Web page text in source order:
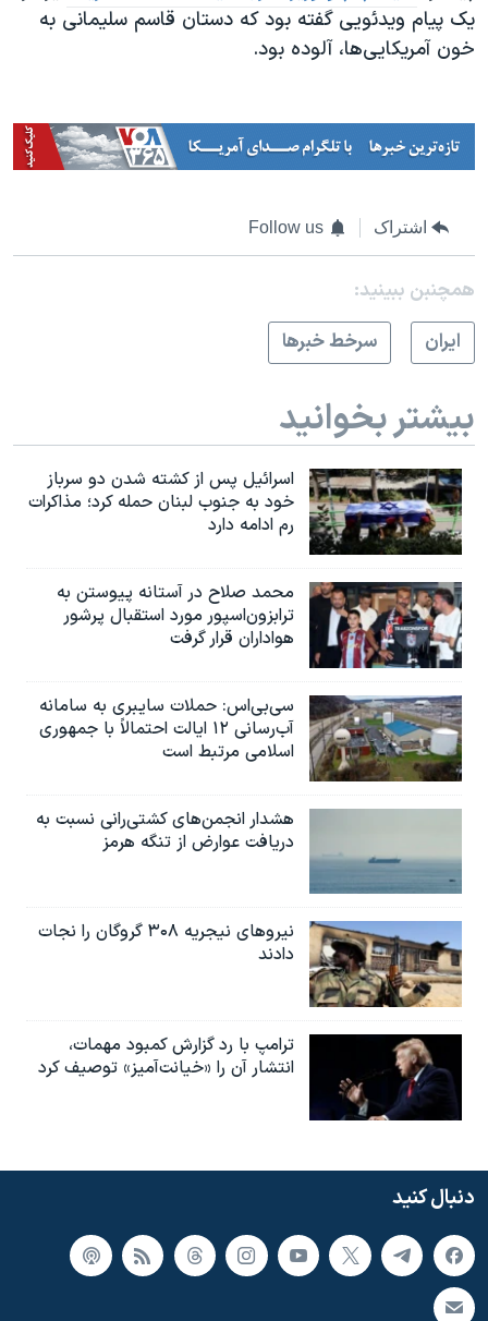
یک پیام ویدئویی گفته بود که دستان قاسم سلیمانی به
خون آمریکایی‌ها، آلوده بود.
اشتراک Follow us
همچنبن ببینید:
ايران
سرخط خبرها
بیشتر بخوانید
اسرائیل پس از کشته شدن دو سرباز
خود به جنوب لبنان حمله کرد؛ مذاکرات
رم ادامه دارد
محمد صلاح در آستانه پیوستن به
ترابزون‌اسپور مورد استقبال پرشور
هواداران قرار گرفت
سی‌بی‌اس: حملات سایبری به سامانه
آب‌رسانی ۱۲ ایالت احتمالاً با جمهوری
اسلامی مرتبط است
هشدار انجمن‌های کشتی‌رانی نسبت به
دریافت عوارض از تنگه هرمز
نیروهای نیجریه‌ ۳۰۸ گروگان را نجات
دادند
ترامپ با رد گزارش کمبود مهمات،
انتشار آن را «خیانت‌آمیز» توصیف کرد
دنبال کنید